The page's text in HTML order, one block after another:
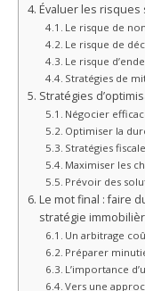
Évaluer les
Le risque de
Le risque de
Le risque
Stratégies de
Stratégies
Négocier
Optimiser la
Stratégies
Maximiser les
Prévoir des
Le mot final : faire
stratégie
Un arbitrage
Préparer
L’importance
Vers une